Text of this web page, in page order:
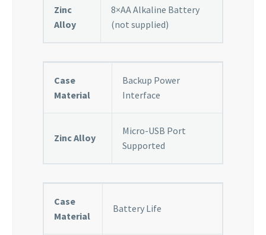
Zinc
Alloy
8×AA Alkaline Battery
(not supplied)
Case
Material
Backup Power
Interface
Zinc Alloy
Micro-USB Port
Supported
Case
Material
Battery Life